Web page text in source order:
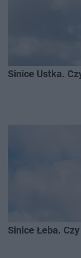
Sinice Ustka.
Sinice Łeba.